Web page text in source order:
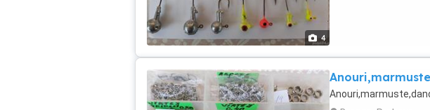
4